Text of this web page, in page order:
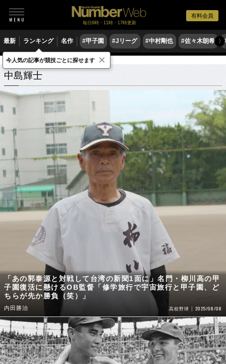
有料会員
毎日6時・11時・17時更新
最新 ランキング 名作 #甲子園 #Jリーグ #中村剛也 #佐々木朗希 〉
中島輝士 関連記事
中島輝士
「あの郭泰源と対戦して台湾の新聞1面に」名門・柳川高の甲
子園復活に懸けるOB監督「修学旅行で宇宙旅行と甲子園、ど
ちらが先か勝負（笑）」
内田勝治 高校野球 2025/08/08
今人気の記事が競技ごとに探せます ×